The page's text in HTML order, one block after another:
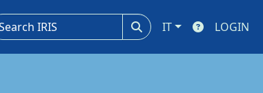
IT LOGIN